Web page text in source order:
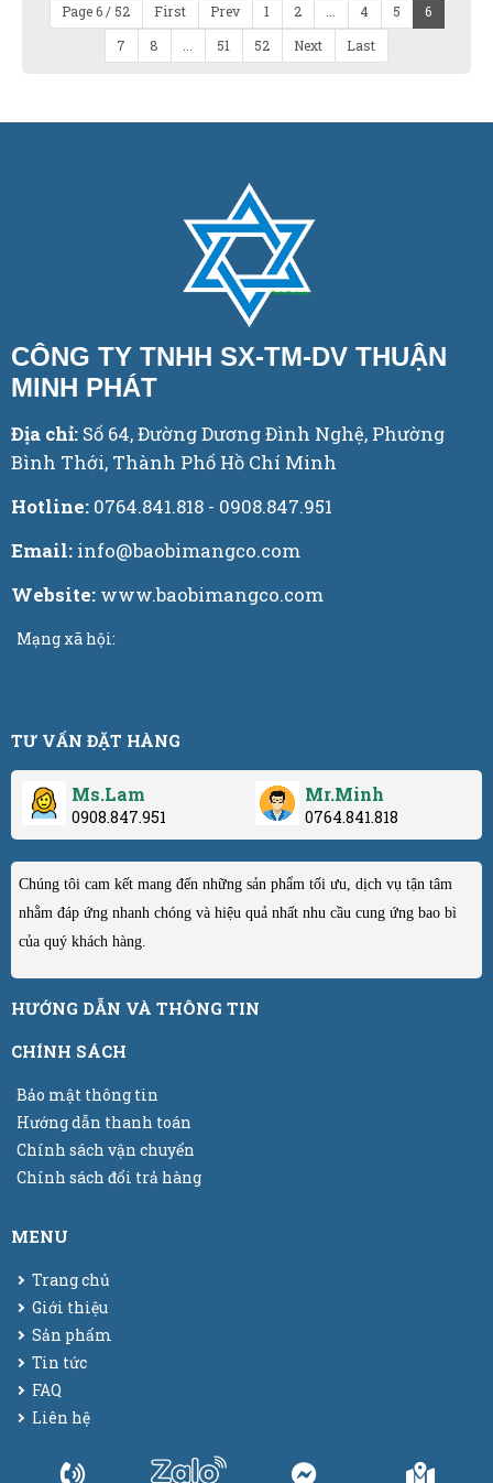
Page 6 / 52 First Prev 1 2 4 5
6
7
8 51 52 Next Last
CÔNG TY TNHH SX-TM-DV THUẬN
MINH PHÁT
Địa chỉ: Số 64, Đường Dương Đình Nghệ, Phường
Bình Thới, Thành Phố Hồ Chí Minh
Hotline: 0764.841.818 - 0908.847.951
Email: info@baobimangco.com
Website: www.baobimangco.com
Mạng xã hội:
TƯ VẤN ĐẶT HÀNG
Ms.Lam
0908.847.951
Mr.Minh
0764.841.818
Chúng tôi cam kết mang đến những sản phẩm tối ưu, dịch vụ tận tâm
nhằm đáp ứng nhanh chóng và hiệu quả nhất nhu cầu cung ứng bao bì
của quý khách hàng.
HƯỚNG DẪN VÀ THÔNG TIN
CHÍNH SÁCH
Bảo mật thông tin
Hướng dẫn thanh toán
Chính sách vận chuyển
Chính sách đổi trả hàng
MENU
Trang chủ
Giới thiệu
Sản phẩm
Tin tức
FAQ
Liên hệ